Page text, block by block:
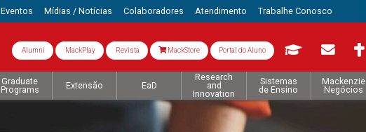
Eventos Mídias / Notícias Colaboradores Atendimento Trabalhe Conosco
Alumni MackPlay Revista MackStore Portal do Aluno
Graduate
Programs
Extensão EaD
Research
and
Innovation
Sistemas
de Ensino
Mackenzie
Negócios